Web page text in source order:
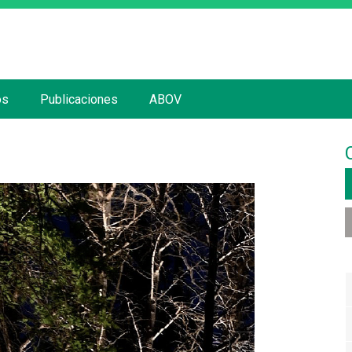
Publicaciones ABOV